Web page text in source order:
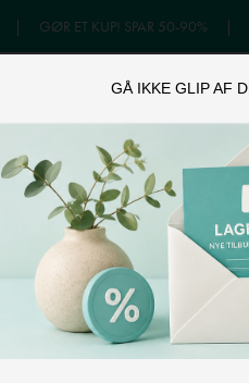
| GØR ET KUP! SPAR 50-90% |
LAGERSALG ONLINE
GÅ IKKE GLIP AF